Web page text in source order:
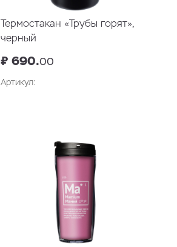
Термостакан «Трубы горят»,
черный
₽ 690.00
Артикул: